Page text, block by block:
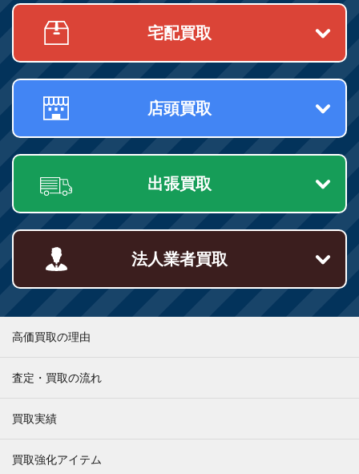
宅配買取
店頭買取
出張買取
法人業者買取
高価買取の理由
査定・買取の流れ
買取実績
買取強化アイテム